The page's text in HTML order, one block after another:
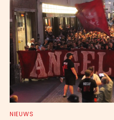
NIEUWS